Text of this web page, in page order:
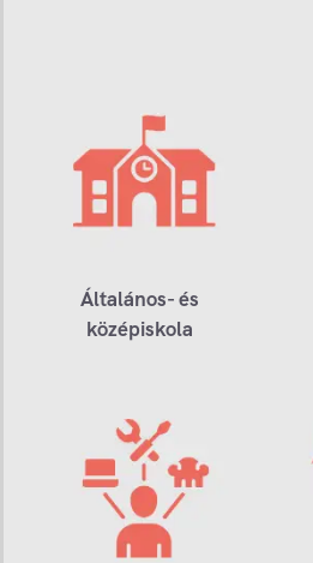
Általános- és
középiskola